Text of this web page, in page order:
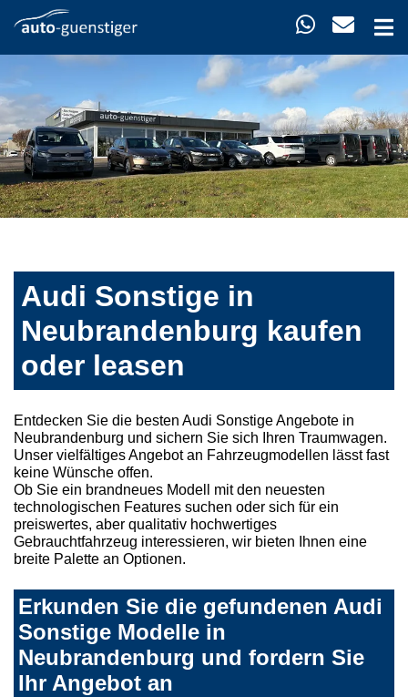
Audi Sonstige in
Neubrandenburg kaufen
oder leasen
Entdecken Sie die besten Audi Sonstige Angebote in
Neubrandenburg und sichern Sie sich Ihren Traumwagen.
Unser vielfältiges Angebot an Fahrzeugmodellen lässt fast
keine Wünsche offen.
Ob Sie ein brandneues Modell mit den neuesten
technologischen Features suchen oder sich für ein
preiswertes, aber qualitativ hochwertiges
Gebrauchtfahrzeug interessieren, wir bieten Ihnen eine
breite Palette an Optionen.
Erkunden Sie die gefundenen Audi
Sonstige Modelle in
Neubrandenburg und fordern Sie
Ihr Angebot an